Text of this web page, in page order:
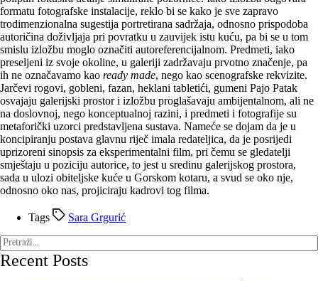
formatu fotografske instalacije, reklo bi se kako je sve zapravo
trodimenzionalna sugestija portretirana sadržaja, odnosno prispodoba
autoričina doživljaja pri povratku u zauvijek istu kuću, pa bi se u tom
smislu izložbu moglo označiti autoreferencijalnom. Predmeti, iako
preseljeni iz svoje okoline, u galeriji zadržavaju prvotno značenje, pa
ih ne označavamo kao ready made, nego kao scenografske rekvizite.
Jarčevi rogovi, gobleni, fazan, heklani tabletići, gumeni Pajo Patak
osvajaju galerijski prostor i izložbu proglašavaju ambijentalnom, ali ne
na doslovnoj, nego konceptualnoj razini, i predmeti i fotografije su
metaforički uzorci predstavljena sustava. Nameće se dojam da je u
koncipiranju postava glavnu riječ imala redateljica, da je posrijedi
uprizoreni sinopsis za eksperimentalni film, pri čemu se gledatelji
smještaju u poziciju autorice, to jest u sredinu galerijskog prostora,
sada u ulozi obiteljske kuće u Gorskom kotaru, a svud se oko nje,
odnosno oko nas, projiciraju kadrovi tog filma.
Tags Sara Grgurić
Recent Posts